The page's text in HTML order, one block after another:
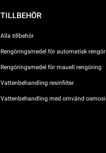
TILLBEHÖR
Alla tillbehör
Rengöringsmedel för automatisk
Rengöringsmedel för mauell rengöring
Vattenbehandling resinfilter
Vattenbehandling med omvänd